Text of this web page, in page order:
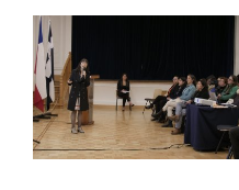
Estudiantes
Académicos
Funcionarios